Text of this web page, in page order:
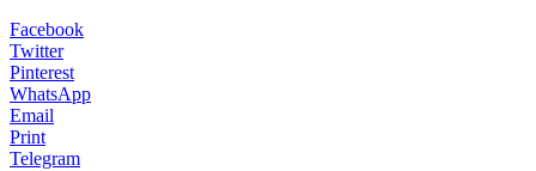
Facebook
Twitter
Pinterest
WhatsApp
Email
Print
Telegram